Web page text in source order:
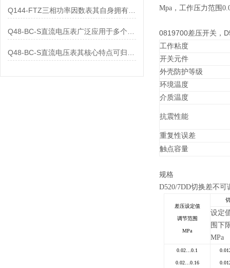
Q144-FTZ三相功率因数表其自身拥有怎样的功能呢？
Mpa，工作压力范围
0819700差压开关，
工作粘度
开关元件
外壳防护等级
环境温度
介质温度
抗震性能
重复性误差
触点容量
规格
D520/7DD切换差不可
差压设定值
调节范围
MPa
设定
围下
MPa
0.02…0.1
0.02…0.16